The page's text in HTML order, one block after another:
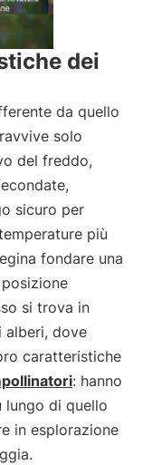
dei
da quello
solo
del freddo,
sicuro per
più
fondare una
si trova in
alberi, dove
caratteristiche
: hanno
di quello
in esplorazione